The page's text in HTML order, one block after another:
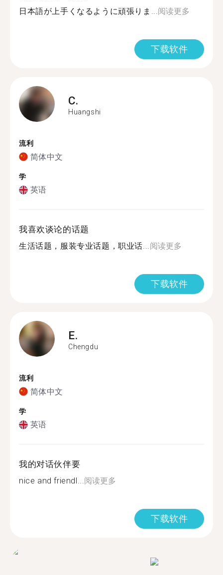
日本語が上手くなるように頑張りま...阅读更多
下载软件
C.
Huangshi
流利
简体中文
学
英语
我喜欢谈论的话题
生活话题，服装专业话题，职业话...阅读更多
下载软件
E.
Chengdu
流利
简体中文
学
英语
我的对话伙伴要
nice and friendl...阅读更多
下载软件